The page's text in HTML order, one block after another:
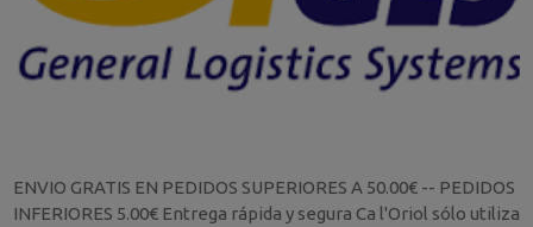
ENVIO GRATIS EN PEDIDOS SUPERIORES A 50.00€ -- PEDIDOS
INFERIORES 5.00€ Entrega rápida y segura Ca l'Oriol sólo utiliza